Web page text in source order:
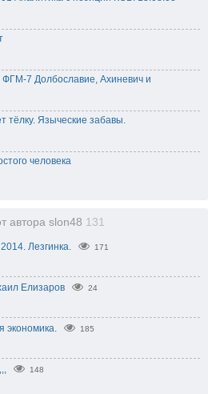
7 Долбославие, Ахиневич и
тёлку. Языческие забавы.
человека
автора slon48 131
Лезгинка. 171
Елизаров 24
экономика. 185
148